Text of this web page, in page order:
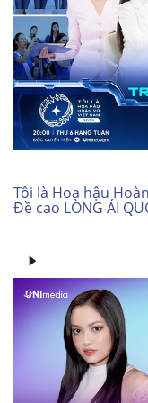
Tôi là Hoa hậu
Đề cao LÒNG ÁI